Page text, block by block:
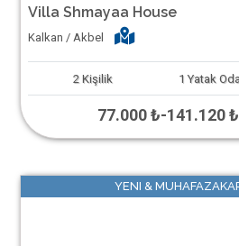
Villa Shmayaa House
Kalkan / Akbel
2 Kişilik 1 Yatak
77.000 ₺-141.120 ₺
YENI &